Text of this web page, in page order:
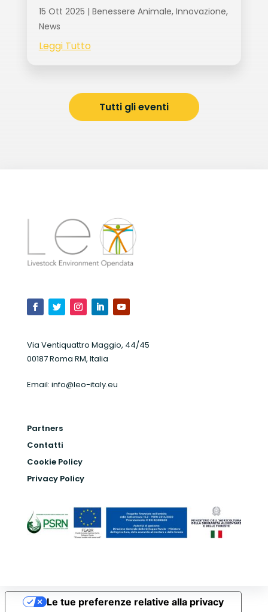
15 Ott 2025 | Benessere Animale, Innovazione,
News
Leggi Tutto
Tutti gli eventi
Via Ventiquattro Maggio, 44/45
00187 Roma RM, Italia
Email: info@leo-italy.eu
Partners
Contatti
Cookie Policy
Privacy Policy
Le tue preferenze relative alla privacy